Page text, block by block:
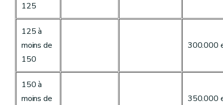
125
125 à
moins de
150
300.000
150 à
moins de
350.000